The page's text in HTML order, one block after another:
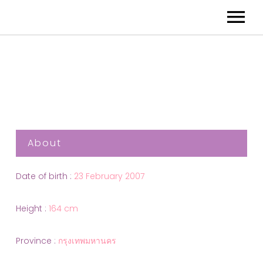
About
Date of birth : 23 February 2007
Height : 164 cm
Province : กรุงเทพมหานคร